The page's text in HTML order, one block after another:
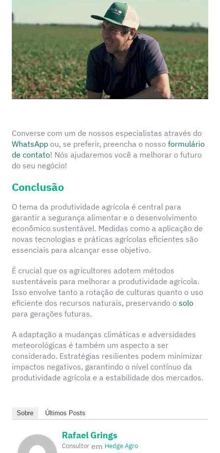
Converse com um de nossos especialistas através do
WhatsApp ou, se preferir, preencha o nosso formulário
de contato! Nós ajudaremos você a melhorar o futuro
do seu negócio!
Conclusão
O tema da produtividade agrícola é central para
garantir a segurança alimentar e o desenvolvimento
econômico sustentável. Medidas como a aplicação de
novas tecnologias e práticas agrícolas eficientes são
essenciais para alcançar esse objetivo.
É crucial que os agricultores adotem métodos
sustentáveis para melhorar a produtividade agrícola.
Isso envolve tanto a rotação de culturas quanto o uso
eficiente dos recursos naturais, preservando o solo
para gerações futuras.
A adaptação a mudanças climáticas e adversidades
meteorológicas é também um aspecto a ser
considerado. Estratégias resilientes podem minimizar
impactos negativos, garantindo o nível contínuo da
produtividade agrícola e a estabilidade dos mercados.
Sobre Últimos Posts
Rafael Grings
Consultor em Hedge Agro